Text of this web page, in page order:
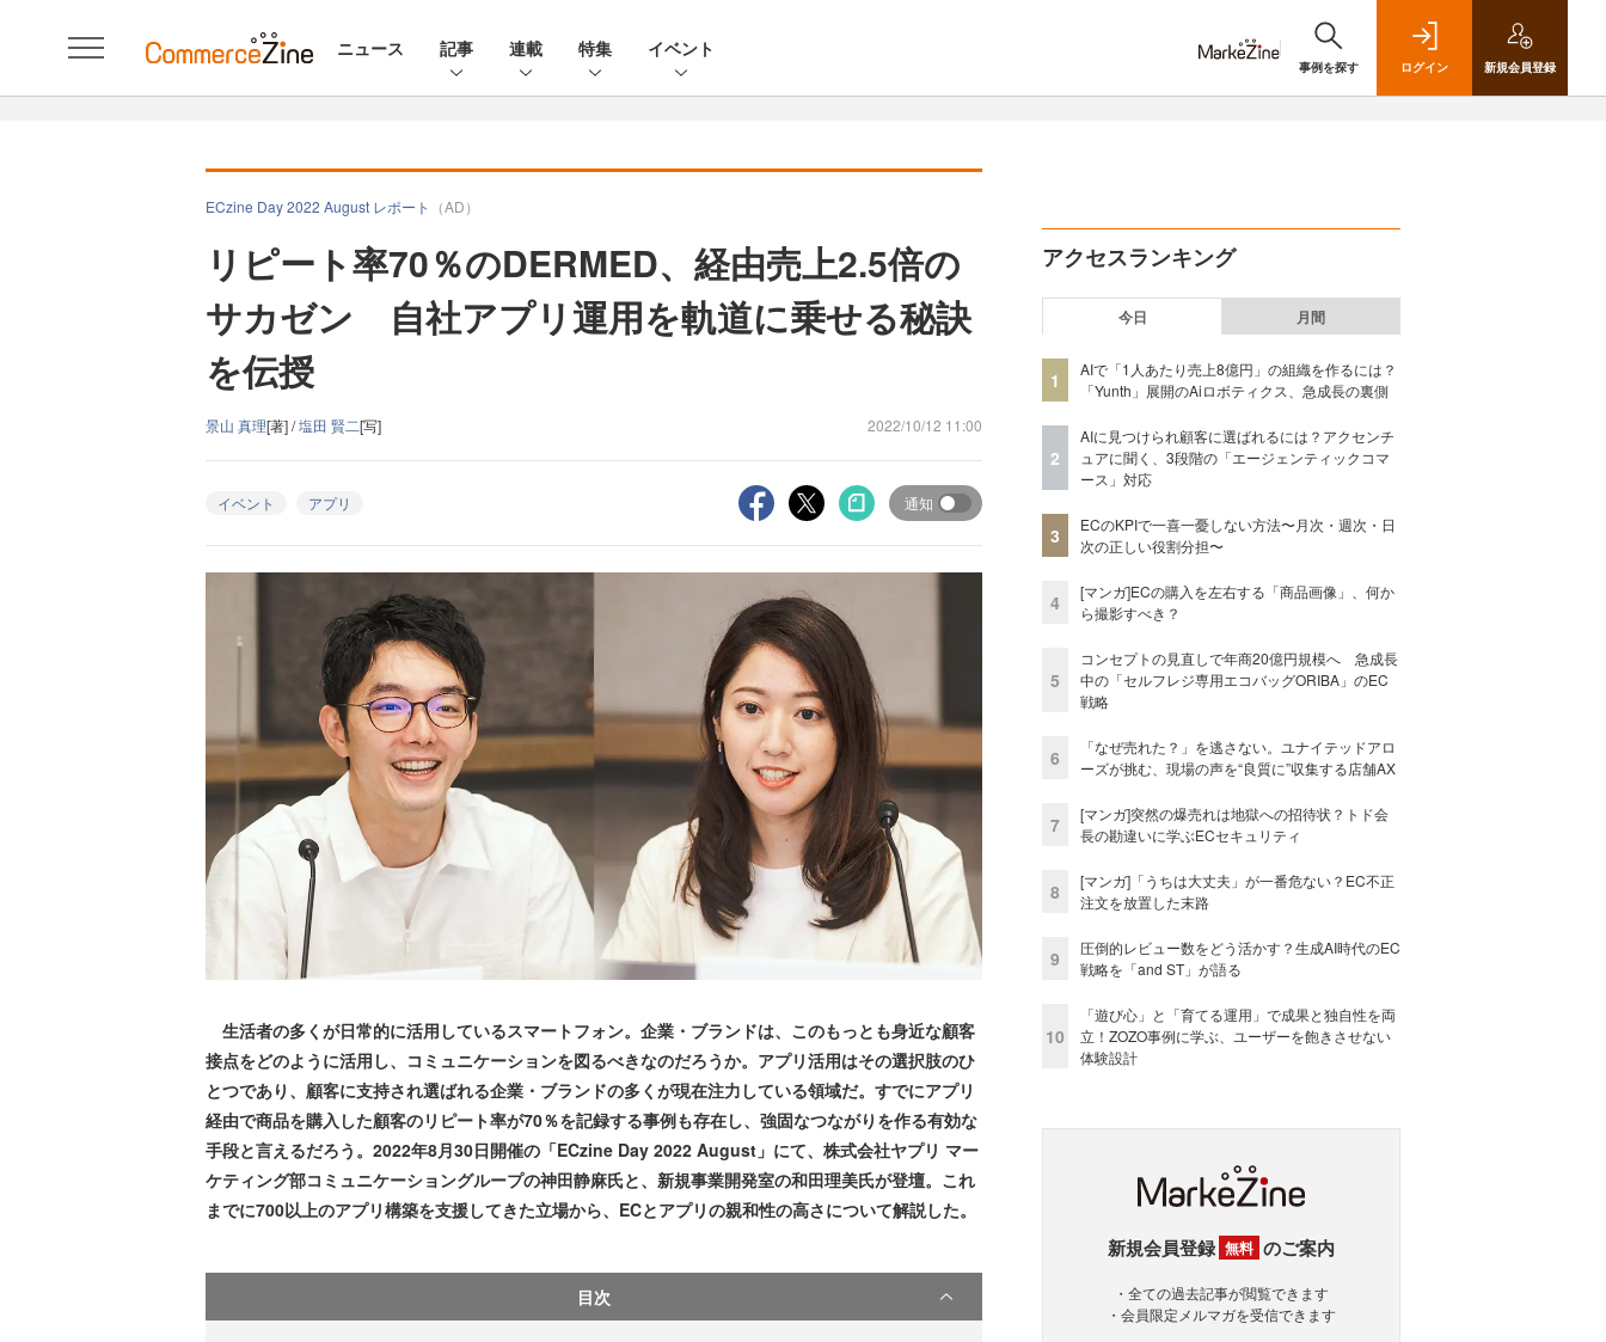
ニュース 記事 連載 特集 イベント
事例を探す ログイン 新規会員登録
ECzine Day 2022 August レポート （AD）
リピート率70％のDERMED、経由売上2.5倍の
サカゼン 自社アプリ運用を軌道に乗せる秘訣
を伝授
景山 真理[著] /塩田 賢二[写] 2022/10/12 11:00
イベント アプリ 通知
生活者の多くが日常的に活用しているスマートフォン。企業・ブランドは、このもっとも身近な顧客
接点をどのように活用し、コミュニケーションを図るべきなのだろうか。アプリ活用はその選択肢のひ
とつであり、顧客に支持され選ばれる企業・ブランドの多くが現在注力している領域だ。すでにアプリ
経由で商品を購入した顧客のリピート率が70％を記録する事例も存在し、強固なつながりを作る有効な
手段と言えるだろう。2022年8月30日開催の「ECzine Day 2022 August」にて、株式会社ヤプリ マー
ケティング部コミュニケーショングループの神田静麻氏と、新規事業開発室の和田理美氏が登壇。これ
までに700以上のアプリ構築を支援してきた立場から、ECとアプリの親和性の高さについて解説した。
目次
アクセスランキング
今日 月間
1
AIで「1人あたり売上8億円」の組織を作るには？
「Yunth」展開のAiロボティクス、急成長の裏側
2
AIに見つけられ顧客に選ばれるには？アクセンチ
ュアに聞く、3段階の「エージェンティックコマ
ース」対応
3
ECのKPIで一喜一憂しない方法〜月次・週次・日
次の正しい役割分担〜
4
[マンガ]ECの購入を左右する「商品画像」、何か
ら撮影すべき？
5
コンセプトの見直しで年商20億円規模へ 急成長
中の「セルフレジ専用エコバッグORIBA」のEC
戦略
6
「なぜ売れた？」を逃さない。ユナイテッドアロ
ーズが挑む、現場の声を“良質に”収集する店舗AX
7
[マンガ]突然の爆売れは地獄への招待状？トド会
長の勘違いに学ぶECセキュリティ
8
[マンガ]「うちは大丈夫」が一番危ない？EC不正
注文を放置した末路
9
圧倒的レビュー数をどう活かす？生成AI時代のEC
戦略を「and ST」が語る
10
「遊び心」と「育てる運用」で成果と独自性を両
立！ZOZO事例に学ぶ、ユーザーを飽きさせない
体験設計
新規会員登録 無料 のご案内
・全ての過去記事が閲覧できます
・会員限定メルマガを受信できます